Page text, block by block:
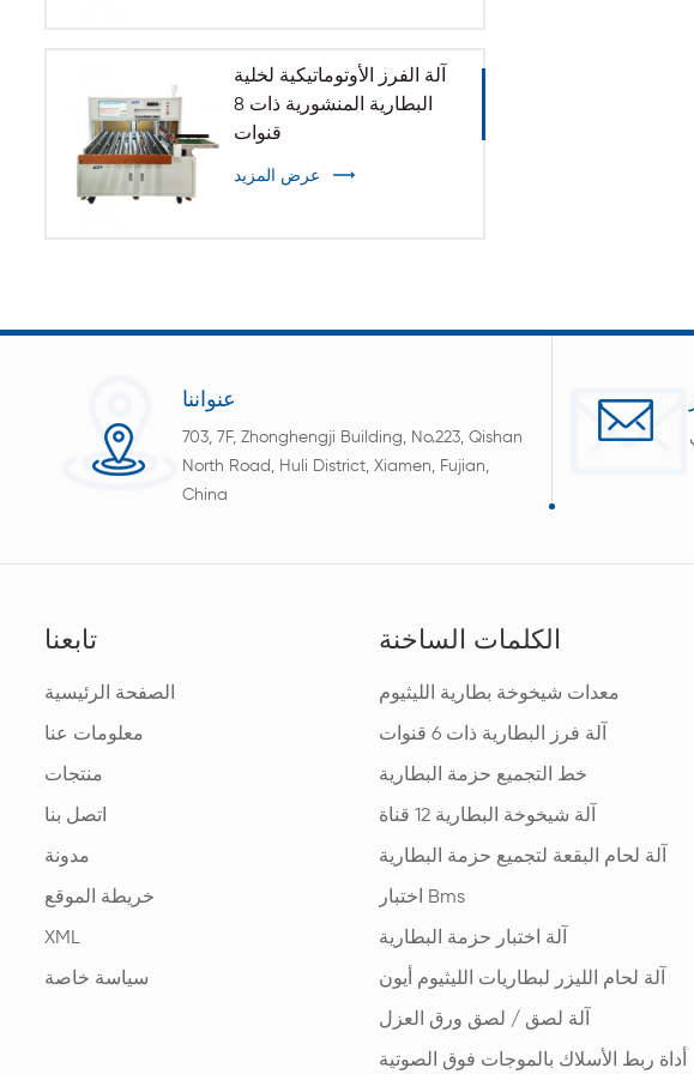
آلة الفرز الأوتوماتيكية لخلية
البطارية المنشورية ذات 8
قنوات
عرض المزيد
عنواننا
703, 7F, Zhonghengji Building, No.223, Qishan
North Road, Huli District, Xiamen, Fujian,
China
تابعنا
الصفحة الرئيسية
معلومات عنا
منتجات
اتصل بنا
مدونة
خريطة الموقع
XML
سياسة خاصة
الكلمات الساخنة
معدات شيخوخة بطارية الليثيوم
آلة فرز البطارية ذات 6 قنوات
خط التجميع حزمة البطارية
آلة شيخوخة البطارية 12 قناة
آلة لحام البقعة لتجميع حزمة البطارية
اختبار Bms
آلة اختبار حزمة البطارية
آلة لحام الليزر لبطاريات الليثيوم أيون
آلة لصق / لصق ورق العزل
أداة ربط الأسلاك بالموجات فوق الصوتية